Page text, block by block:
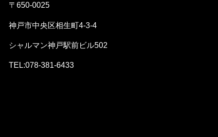
〒650-0025
神戸市中央区相生町4-3-4
シャルマン神戸駅前ビル502
TEL:078-381-6433